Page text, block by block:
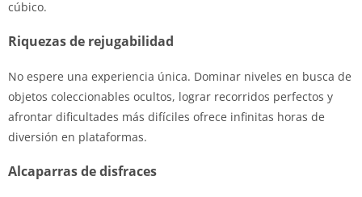
cúbico.
Riquezas de rejugabilidad
No espere una experiencia única. Dominar niveles en busca de
objetos coleccionables ocultos, lograr recorridos perfectos y
afrontar dificultades más difíciles ofrece infinitas horas de
diversión en plataformas.
Alcaparras de disfraces